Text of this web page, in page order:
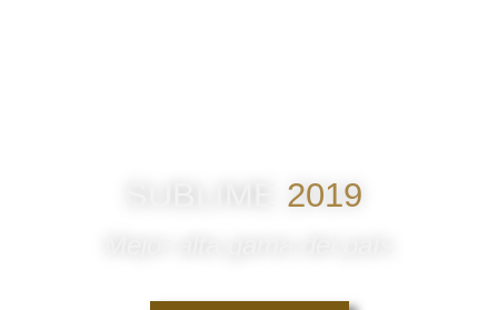
2019